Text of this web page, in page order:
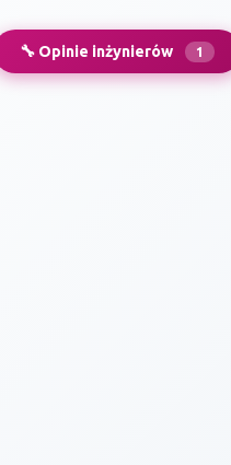
🔧 Opinie inżynierów 1